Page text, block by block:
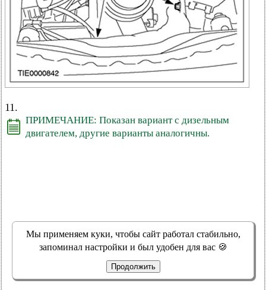
11.
ПРИМЕЧАНИЕ: Показан вариант с дизельным
двигателем, другие варианты аналогичны.
Мы применяем куки, чтобы сайт работал стабильно,
запоминал настройки и был удобен для вас 🍪
Продолжить